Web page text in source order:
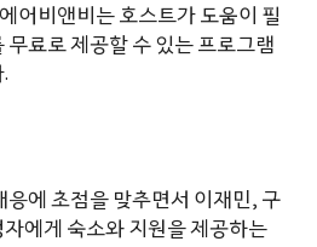
어비앤비는 호스트가 도움이 필
료로 제공할 수 있는 프로그램
응에 초점을 맞추면서 이재민, 구
에게 숙소와 지원을 제공하는